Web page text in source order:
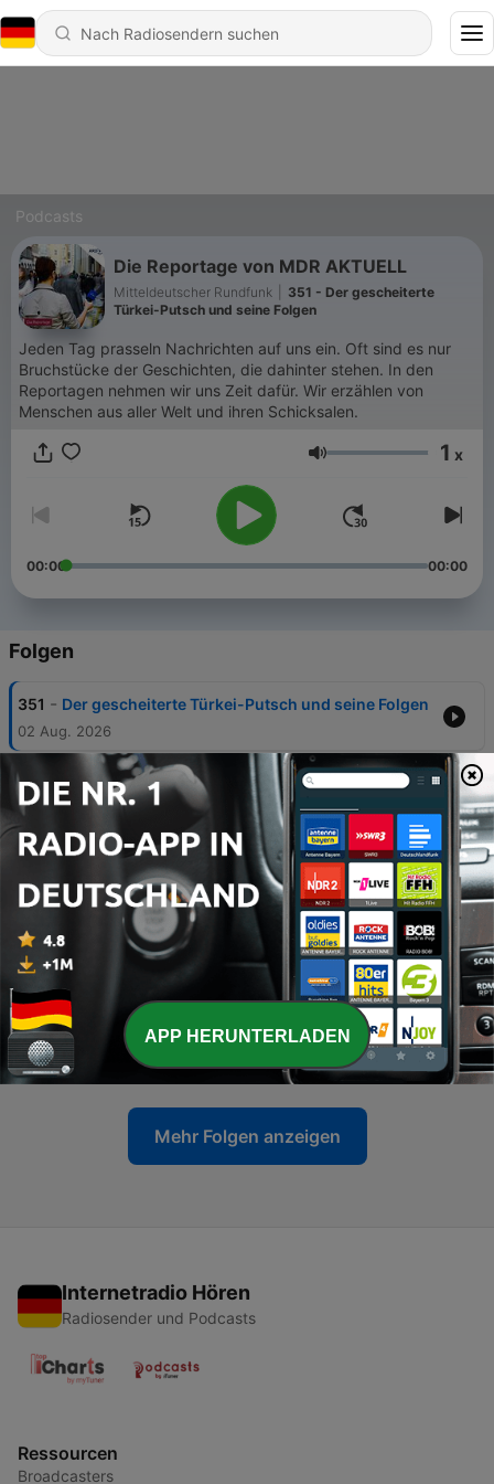
Podcasts
Die Reportage von MDR AKTUELL
Mitteldeutscher Rundfunk
351 - Der gescheiterte
Türkei-Putsch und seine Folgen
Jeden Tag prasseln Nachrichten auf uns ein. Oft sind es nur
Bruchstücke der Geschichten, die dahinter stehen. In den
Reportagen nehmen wir uns Zeit dafür. Wir erzählen von
Menschen aus aller Welt und ihren Schicksalen.
Lautstärke 1 x
00:00 00:00
Folgen
351 - Der gescheiterte Türkei-Putsch und seine Folgen
02 Aug. 2026
350
Flamingo-Revolution in Albanien: Wie gefährlich
wird sie der Regierung?
26 Jul. 2026
349 - Die andere Seite Taiwans
19 Jul. 2026
348 -
Crans-Montana: Sechs Monate nach der
Katastrophe
12 Jul. 2026
346 - Die Brexit-Erben: Wie die junge Generation auf
den Brexit blickt
28 Jun. 2026
Mehr Folgen anzeigen
Internetradio Hören
Radiosender und Podcasts
Ressourcen
Broadcasters
APP HERUNTERLADEN